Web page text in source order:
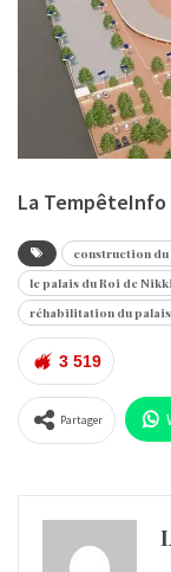
La
construction du
le palais du Roi de
réhabilitation du
3 519
Partager